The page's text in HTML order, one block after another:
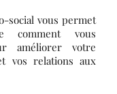
social vous permet
comment vous
améliorer votre
vos relations aux